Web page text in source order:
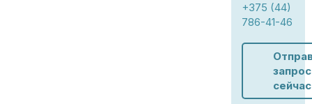
+375 (44)
786-41-46
запрос
сейчас